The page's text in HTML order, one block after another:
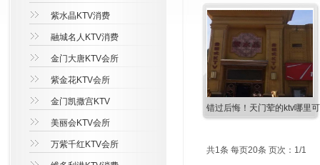
错过后悔！天门荤的ktv哪里
共1条 每页20条 页次：1/1
紫水晶KTV消费
融城名人KTV消费
金门大唐KTV会所
紫金花KTV会所
金门凯撒宫KTV
美丽会KTV会所
万紫千红KTV会所